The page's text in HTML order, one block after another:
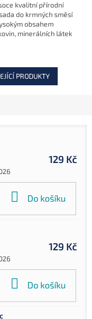
kvalitní přírodní
do krmných směsí
obsahem
minerálních látek
PRODUKTY
129 Kč
Do košíku
129 Kč
Do košíku